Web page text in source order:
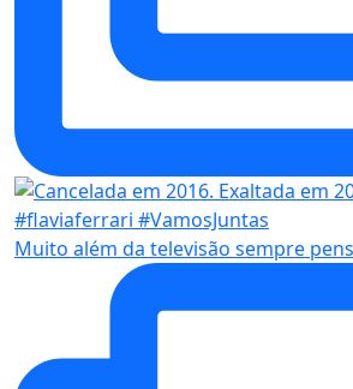
Muito além da televisão sempre